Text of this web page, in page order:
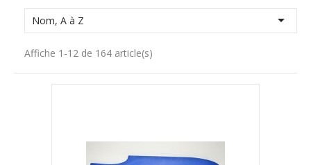
Nom, A à Z 
Affiche 1-12 de 164 article(s)